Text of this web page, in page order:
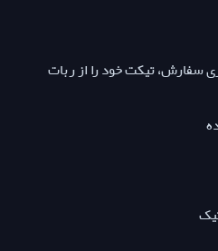
سفارش، تیکت خود را از ربات